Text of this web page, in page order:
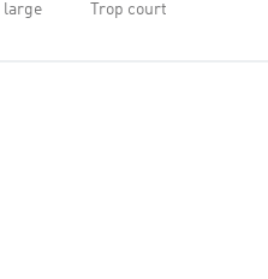
large Trop court